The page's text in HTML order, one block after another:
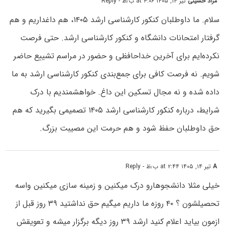
سلام. ما داوطلبان کنکور کارشناسی ارشد ۱۴۰۵، هم داغداریم و هم
گرفتار امتحانات دانشگاه و کنکور کارشناسی ارشد. حتی فرصت
نکرده‌ایم برای آخرین خداحافظی و حضور در مراسم تشییع حاضر
شویم. نه فرصت کافی برای جمع‌بندی کنکور کارشناسی ارشد به ما
داده شده و نه مجال تسکین این داغ. خواهشمندیم با درک
شرایط، درباره کنکور کارشناسی ارشد ۱۴۰۵ تصمیمی بگیرید که هم
حق داوطلبان حفظ شود و هم حرمت این مصیبت بزرگ.
Aتیر ۱۴, ۱۴۰۵ at ۲:۴۴ ب٫ظ - Reply
خیلی مثلا دانشجوهارو درک میکنین و زمینه سازی میکنین واسه
تحصیلشون ؟ ۴۰ روزه ما داریم میگیم حق نداشتید ۳۹ روز قبل از
ازمون بیاید اعلام کنید ارشد ۳۹ روز دیگه برگزار میشه و تعویقش